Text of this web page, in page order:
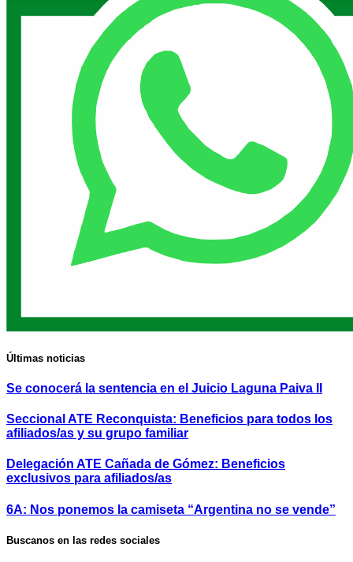
Últimas noticias
Se conocerá la sentencia en el Juicio Laguna Paiva II
Seccional ATE Reconquista: Beneficios para todos los
afiliados/as y su grupo familiar
Delegación ATE Cañada de Gómez: Beneficios
exclusivos para afiliados/as
6A: Nos ponemos la camiseta “Argentina no se vende”
Buscanos en las redes sociales